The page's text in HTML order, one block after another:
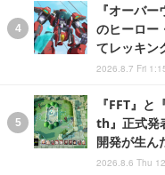
『オーバ
のヒーロー
てレッキン
2026.8.7 Fri
『FFT』
th』正式発
開発が生ん
2026.8.6 Thu